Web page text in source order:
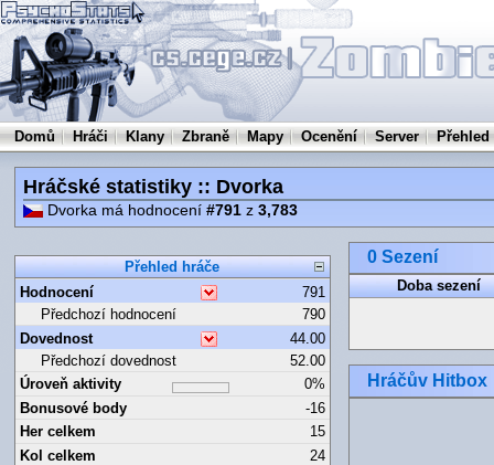
Domů Hráči Klany Zbraně Mapy Ocenění Server Přehled
Hráčské statistiky :: Dvorka
Dvorka má hodnocení #791z 3,783
Přehled hráče
Hodnocení
791
Předchozí hodnocení
790
Dovednost
44.00
Předchozí dovednost
52.00
Úroveň aktivity
0%
Bonusové body
-16
Her celkem
15
Kol celkem
24
0 Sezení
Doba sezení
Hráčův Hitbox